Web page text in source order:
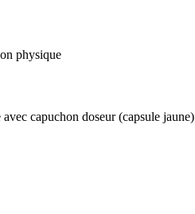
physique
capuchon doseur (capsule jaune)